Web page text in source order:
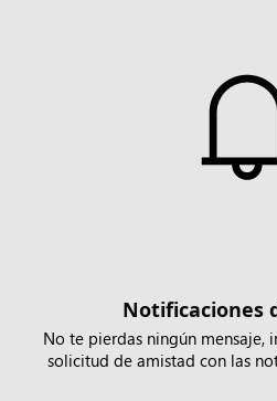
Notificaciones
No te pierdas ningún mensaje,
solicitud de amistad con las